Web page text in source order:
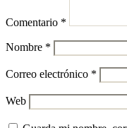
Comentario *
Nombre *
Correo electrónico *
Web